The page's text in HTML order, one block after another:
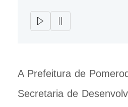
A Prefeitura de
Secretaria de